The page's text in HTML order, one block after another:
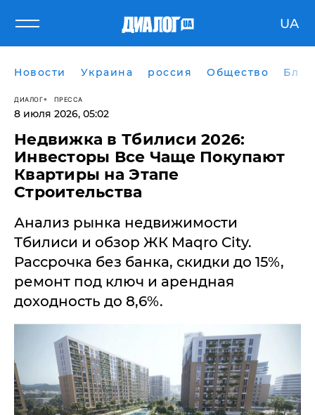
UA
Новости Украина россия Общество
ДИАЛОГ ПРЕССА
8 июля 2026, 05:02
Недвижка в Тбилиси 2026:
Инвесторы Все Чаще Покупают
Квартиры на Этапе
Строительства
Анализ рынка недвижимости
Тбилиси и обзор ЖК Maqro City.
Рассрочка без банка, скидки до 15%,
ремонт под ключ и арендная
доходность до 8,6%.